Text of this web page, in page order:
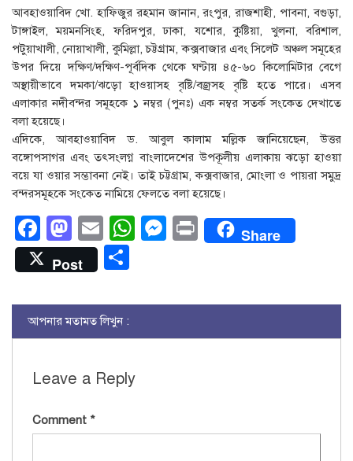
আবহাওয়াবিদ খো. হাফিজুর রহমান জানান, রংপুর, রাজশাহী, পাবনা, বগুড়া,
টাঙ্গাইল, ময়মনসিংহ, ফরিদপুর, ঢাকা, যশোর, কুষ্টিয়া, খুলনা, বরিশাল,
পটুয়াখালী, নোয়াখালী, কুমিল্লা, চট্টগ্রাম, কক্সবাজার এবং সিলেট অঞ্চল সমূহের
উপর দিয়ে দক্ষিণ/দক্ষিণ-পূর্বদিক থেকে ঘণ্টায় ৪৫-৬০ কিলোমিটার বেগে
অস্থায়ীভাবে দমকা/ঝড়ো হাওয়াসহ বৃষ্টি/বজ্রসহ বৃষ্টি হতে পারে। এসব
এলাকার নদীবন্দর সমূহকে ১ নম্বর (পুনঃ) এক নম্বর সতর্ক সংকেত দেখাতে
বলা হয়েছে।
এদিকে, আবহাওয়াবিদ ড. আবুল কালাম মল্লিক জানিয়েছেন, উত্তর
বঙ্গোপসাগর এবং তৎসংলগ্ন বাংলাদেশের উপকূলীয় এলাকায় ঝড়ো হাওয়া
বয়ে যা ওয়ার সম্ভাবনা নেই। তাই চট্টগ্রাম, কক্সবাজার, মোংলা ও পায়রা সমুদ্র
বন্দরসমূহকে সংকেত নামিয়ে ফেলতে বলা হয়েছে।
Facebook
Mastodon
EmailWhatsApp
Messenger
PrintShare
Post
আপনার মতামত লিখুন :
Leave a Reply
Comment *